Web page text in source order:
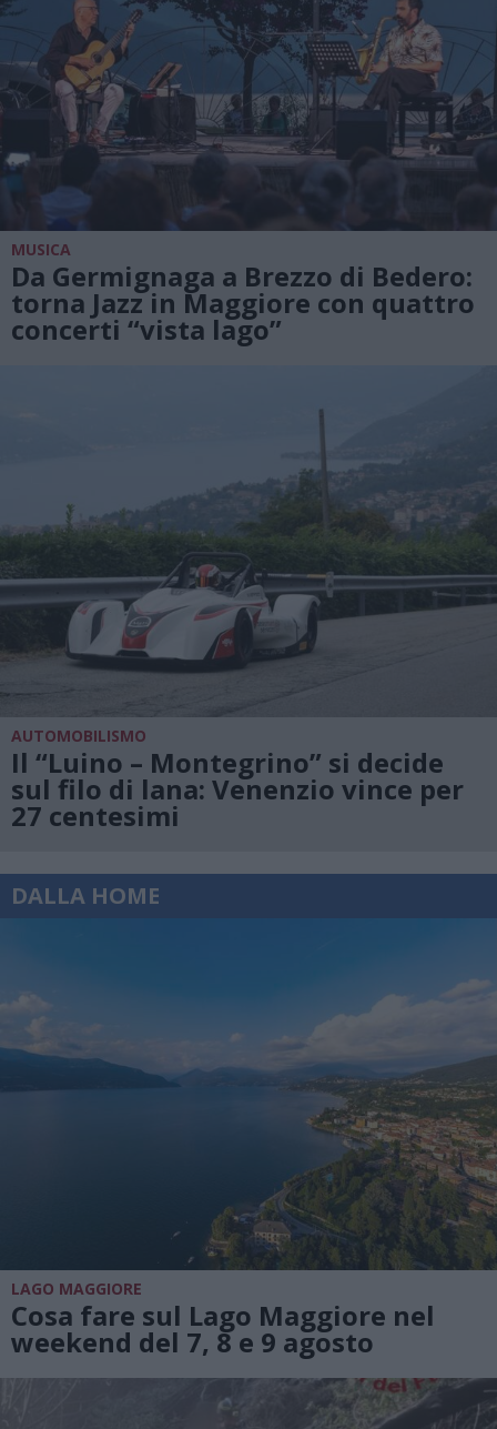
MUSICA
Da Germignaga a Brezzo di Bedero:
torna Jazz in Maggiore con quattro
concerti “vista lago”
AUTOMOBILISMO
Il “Luino – Montegrino” si decide
sul filo di lana: Venenzio vince per
27 centesimi
DALLA HOME
LAGO MAGGIORE
Cosa fare sul Lago Maggiore nel
weekend del 7, 8 e 9 agosto